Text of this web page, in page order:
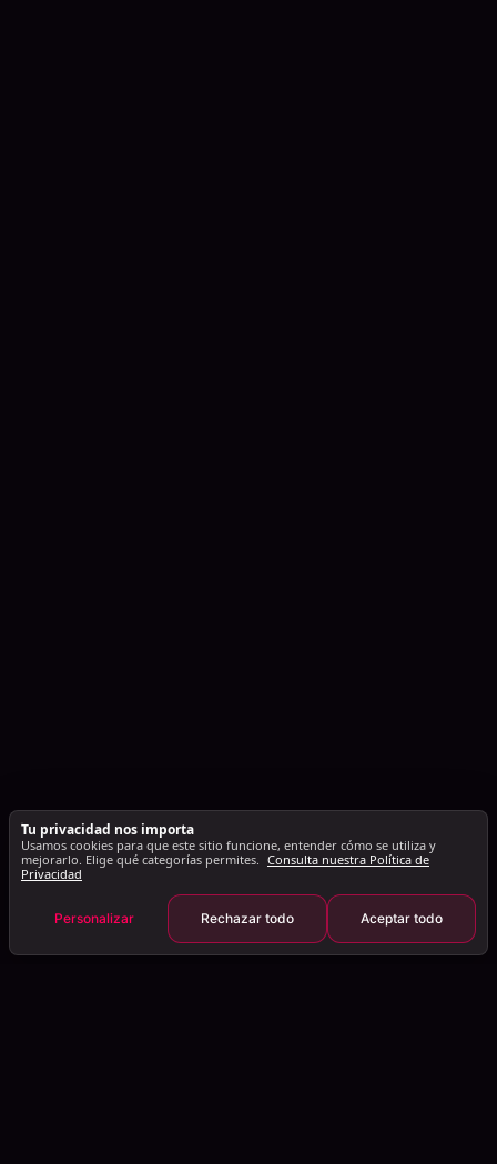
Tu privacidad nos importa
Usamos cookies para que este sitio funcione, entender cómo se utiliza y
mejorarlo. Elige qué categorías permites. Consulta nuestra Política de
Privacidad
Personalizar Rechazar todo Aceptar todo